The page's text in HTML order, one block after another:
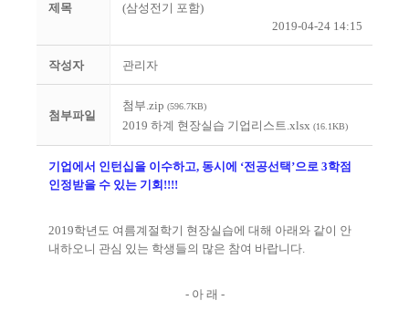
제목
(삼성전기 포함)
2019-04-24 14:15
작성자 관리자
첨부파일
첨부.zip (596.7KB)
2019 하계 현장실습 기업리스트.xlsx (16.1KB)
기업에서 인턴십을 이수하고, 동시에 ‘전공선택’으로 3학점
인정받을 수 있는 기회 !!!!
2019학년도 여름계절학기 현장실습에 대해 아래와 같이 안
내하오니 관심 있는 학생들의 많은 참여 바랍니다.
- 아 래 -